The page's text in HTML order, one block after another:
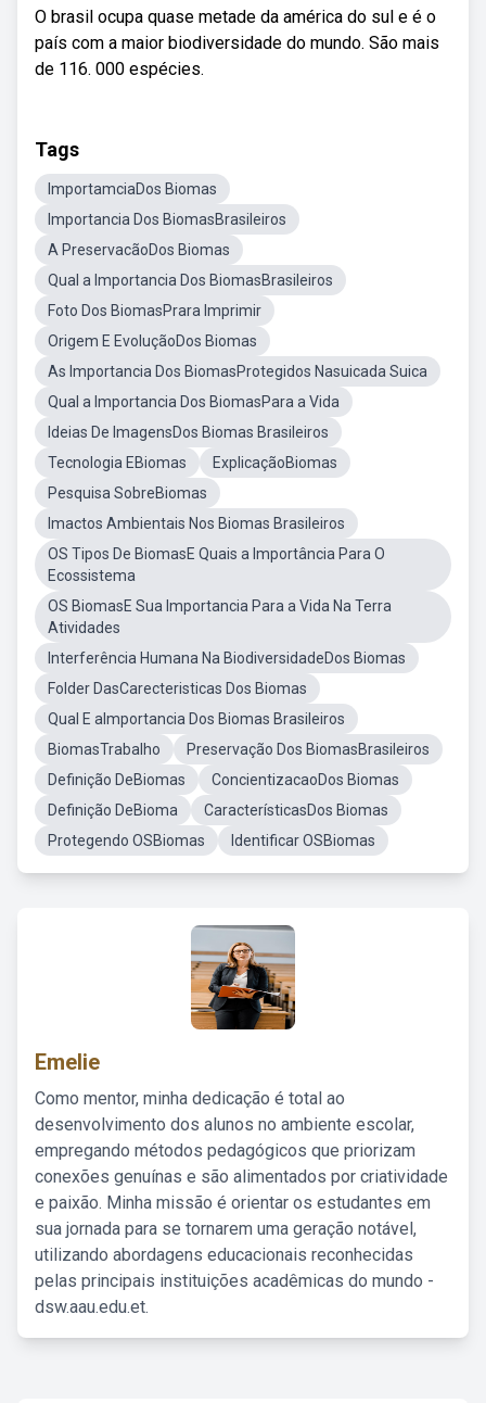
O brasil ocupa quase metade da américa do sul e é o
país com a maior biodiversidade do mundo. São mais
de 116. 000 espécies.
Tags
ImportamciaDos Biomas
Importancia Dos BiomasBrasileiros
A PreservacãoDos Biomas
Qual a Importancia Dos BiomasBrasileiros
Foto Dos BiomasPrara Imprimir
Origem E EvoluçãoDos Biomas
As Importancia Dos BiomasProtegidos Nasuicada Suica
Qual a Importancia Dos BiomasPara a Vida
Ideias De ImagensDos Biomas Brasileiros
Tecnologia EBiomas
ExplicaçãoBiomas
Pesquisa SobreBiomas
Imactos Ambientais Nos Biomas Brasileiros
OS Tipos De BiomasE Quais a Importância Para O
Ecossistema
OS BiomasE Sua Importancia Para a Vida Na Terra
Atividades
Interferência Humana Na BiodiversidadeDos Biomas
Folder DasCarecteristicas Dos Biomas
Qual E aImportancia Dos Biomas Brasileiros
BiomasTrabalho
Preservação Dos BiomasBrasileiros
Definição DeBiomas
ConcientizacaoDos Biomas
Definição DeBioma
CaracterísticasDos Biomas
Protegendo OSBiomas
Identificar OSBiomas
Emelie
Como mentor, minha dedicação é total ao
desenvolvimento dos alunos no ambiente escolar,
empregando métodos pedagógicos que priorizam
conexões genuínas e são alimentados por criatividade
e paixão. Minha missão é orientar os estudantes em
sua jornada para se tornarem uma geração notável,
utilizando abordagens educacionais reconhecidas
pelas principais instituições acadêmicas do mundo -
dsw.aau.edu.et.